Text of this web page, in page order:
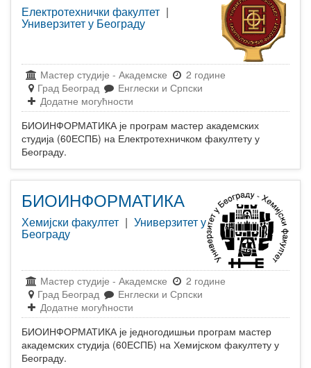
Електротехнички факултет |
Универзитет у Београду
Мастер студије - Академске
2 године
Град Београд
Енглески и Српски
Додатне могућности
БИОИНФОРМАТИКА је програм мастер академских
студија (60ЕСПБ) на Електротехничком факултету у
Београду.
БИОИНФОРМАТИКА
Хемијски факултет | Универзитет у
Београду
Мастер студије - Академске
2 године
Град Београд
Енглески и Српски
Додатне могућности
БИОИНФОРМАТИКА је једногодишњи програм мастер
академских студија (60ЕСПБ) на Хемијском факултету у
Београду.